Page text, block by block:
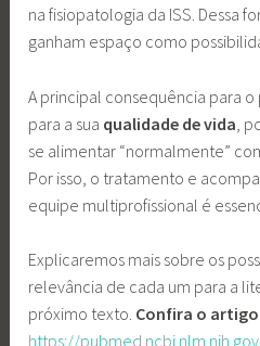
na fisiopatologia da ISS. Dessa
ganham espaço como
A principal consequência para
para a sua qualidade de vida ,
se alimentar “normalmente”
Por isso, o tratamento e
equipe multiprofissional é
Explicaremos mais sobre os
relevância de cada um para a
próximo texto. Confira o
https://